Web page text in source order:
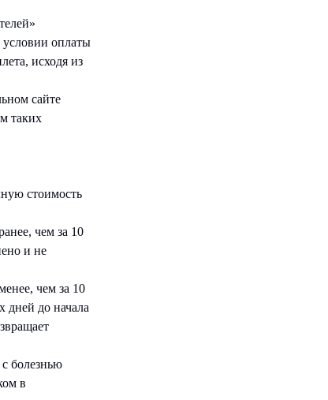
условии оплаты
исходя из
сайте
таких
стоимость
чем за 10
и не
чем за 10
дней до начала
болезнью
в